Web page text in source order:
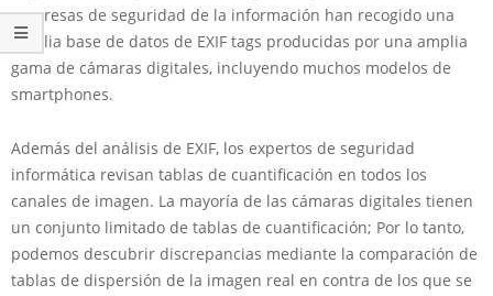
empresas de seguridad de la información han recogido una
amplia base de datos de EXIF tags producidas por una amplia
gama de cámaras digitales, incluyendo muchos modelos de
smartphones.
Además del análisis de EXIF, los expertos de seguridad
informática revisan tablas de cuantificación en todos los
canales de imagen. La mayoría de las cámaras digitales tienen
un conjunto limitado de tablas de cuantificación; Por lo tanto,
podemos descubrir discrepancias mediante la comparación de
tablas de dispersión de la imagen real en contra de los que se